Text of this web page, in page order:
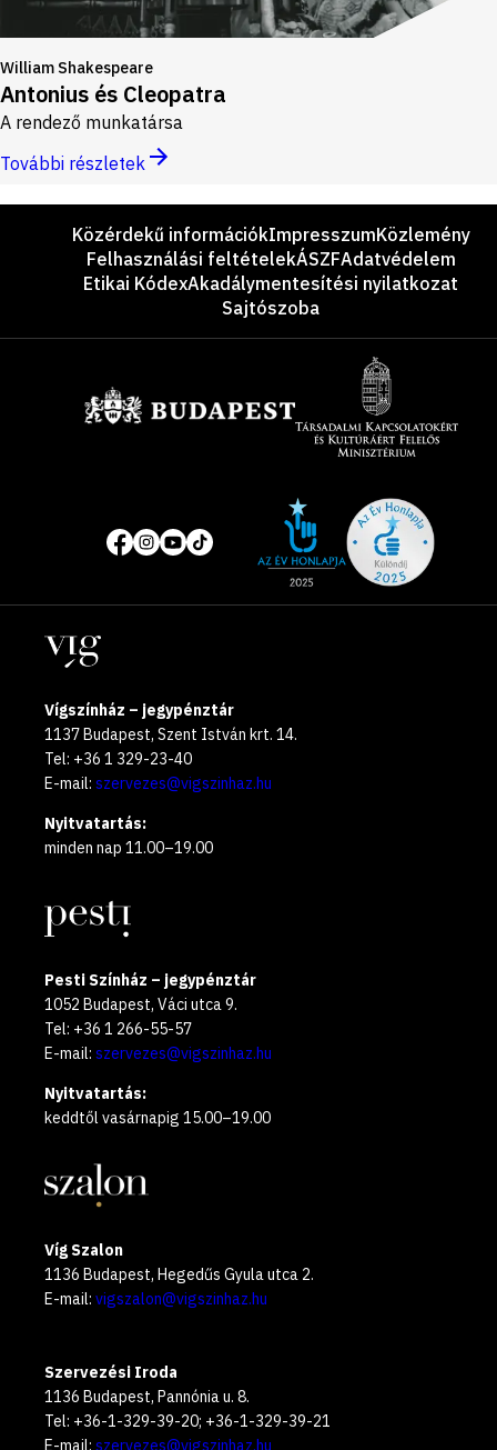
William Shakespeare
Antonius és Cleopatra
A rendező munkatársa
További részletek
LáblécKözérdekű információkImpresszumKözlemény
Felhasználási feltételekÁSZFAdatvédelem
Etikai KódexAkadálymentesítési nyilatkozat
Sajtószoba
Közösségi
média
oldalak
of
year
Helyszínek
Vígszínház – jegypénztár
1137 Budapest, Szent István krt. 14.
Tel: +36 1 329-23-40
E-mail: szervezes@vigszinhaz.hu
Nyitvatartás:
minden nap 11.00–19.00
Pesti Színház – jegypénztár
1052 Budapest, Váci utca 9.
Tel: +36 1 266-55-57
E-mail: szervezes@vigszinhaz.hu
Nyitvatartás:
keddtől vasárnapig 15.00–19.00
Víg Szalon
1136 Budapest, Hegedűs Gyula utca 2.
E-mail: vigszalon@vigszinhaz.hu
Szervezési Iroda
1136 Budapest, Pannónia u. 8.
Tel: +36-1-329-39-20; +36-1-329-39-21
E-mail: szervezes@vigszinhaz.hu